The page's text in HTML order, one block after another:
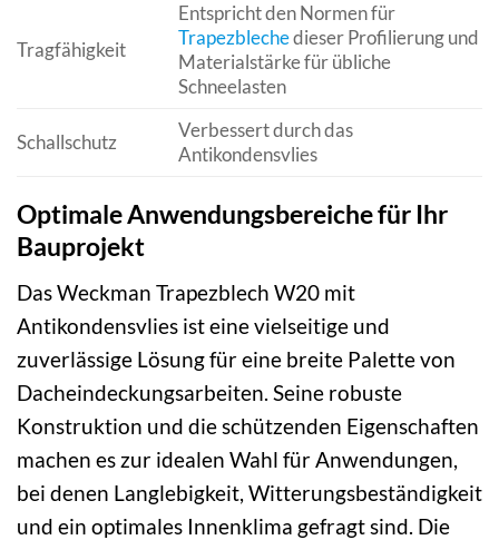
Tragfähigkeit
Entspricht den Normen für
Trapezblechedieser Profilierung und
Materialstärke für übliche
Schneelasten
Schallschutz
Verbessert durch das
Antikondensvlies
Optimale Anwendungsbereiche für Ihr
Bauprojekt
Das Weckman Trapezblech W20 mit
Antikondensvlies ist eine vielseitige und
zuverlässige Lösung für eine breite Palette von
Dacheindeckungsarbeiten. Seine robuste
Konstruktion und die schützenden Eigenschaften
machen es zur idealen Wahl für Anwendungen,
bei denen Langlebigkeit, Witterungsbeständigkeit
und ein optimales Innenklima gefragt sind. Die